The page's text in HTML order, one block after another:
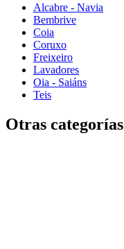
Alcabre - Navia
Bembrive
Coia
Coruxo
Freixeiro
Lavadores
Oia - Saiáns
Teis
Otras categorías